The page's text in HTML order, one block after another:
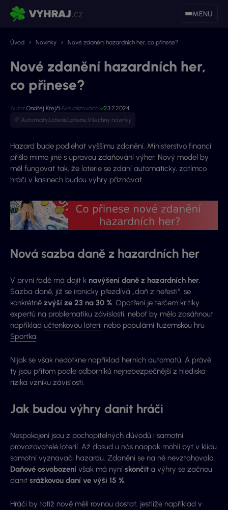
MENU
Úvod Novinky Nové zdanění hazardních her, co přinese?
Nové zdanění hazardních her,
co přinese?
Autor:Ondřej Krejčí Aktualizováno:
23.7.2024
Automaty,Loterie,Loterie,Všechny novinky
Hazard bude podléhat vyššímu zdanění. Ministerstvo financí
přišlo mimo jiné s úpravou zdaňování výher. Nový model by
měl fungovat tak, že loterie se zdaní automaticky, zatímco
hráči v kasinech budou výhry přiznávat.
Nová sazba daně z hazardních her
V první řadě má dojít k navýšení daně z hazardních her.
Sazba daně, jíž se ironicky přezdívá „daň z neřesti“, se
konkrétně zvýší ze 23 na 30 %. Opatření je terčem kritiky
expertů na problematiku závislosti, neboť by mělo zasáhnout
například účtenkovou loterii nebo populární tuzemskou hru
Sportka.
Nijak se však nedotkne například herních automatů. A právě
ty jsou přitom podle odborníků nejnebezpečnější z hlediska
rizika vzniku závislosti.
Jak budou výhry danit hráči
Nespokojení jsou z pochopitelných důvodů i samotní
provozovatelé loterií. Až dosud u nás naopak mohli být v klidu
samotní vyznavači hazardu. Zdanění se na ně nevztahovalo.
Daňové osvobození však má nyní skončit a výhry se začnou
danit srážkovou daní ve výši 15 %.
Hráči by totiž nově měli rovnou dostat, jestliže například v